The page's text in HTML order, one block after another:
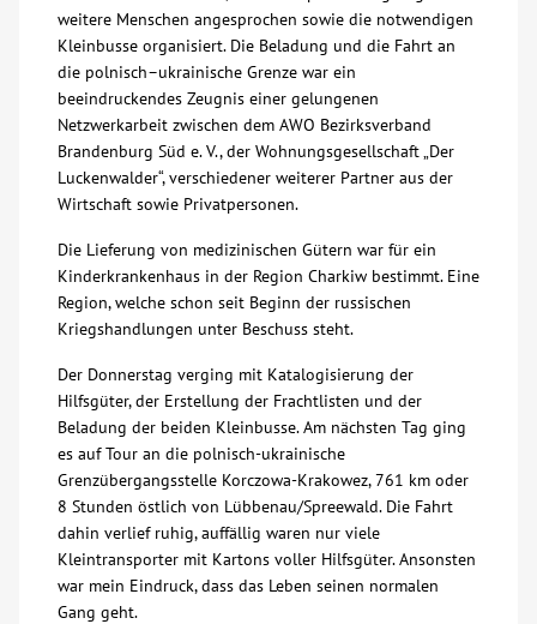
Karriere
Ausbildung
Glossar
Kontakt
AWO BB Süd
weitere Menschen angesprochen sowie die notwendigen
Kleinbusse organisiert. Die Beladung und die Fahrt an
die polnisch–ukrainische Grenze war ein
beeindruckendes Zeugnis einer gelungenen
Netzwerkarbeit zwischen dem AWO Bezirksverband
Brandenburg Süd e. V., der Wohnungsgesellschaft „Der
Luckenwalder“, verschiedener weiterer Partner aus der
Wirtschaft sowie Privatpersonen.
Die Lieferung von medizinischen Gütern war für ein
Kinderkrankenhaus in der Region Charkiw bestimmt. Eine
Region, welche schon seit Beginn der russischen
Kriegshandlungen unter Beschuss steht.
Der Donnerstag verging mit Katalogisierung der
Hilfsgüter, der Erstellung der Frachtlisten und der
Beladung der beiden Kleinbusse. Am nächsten Tag ging
es auf Tour an die polnisch-ukrainische
Grenzübergangsstelle Korczowa-Krakowez, 761 km oder
8 Stunden östlich von Lübbenau/Spreewald. Die Fahrt
dahin verlief ruhig, auffällig waren nur viele
Kleintransporter mit Kartons voller Hilfsgüter. Ansonsten
war mein Eindruck, dass das Leben seinen normalen
Gang geht.